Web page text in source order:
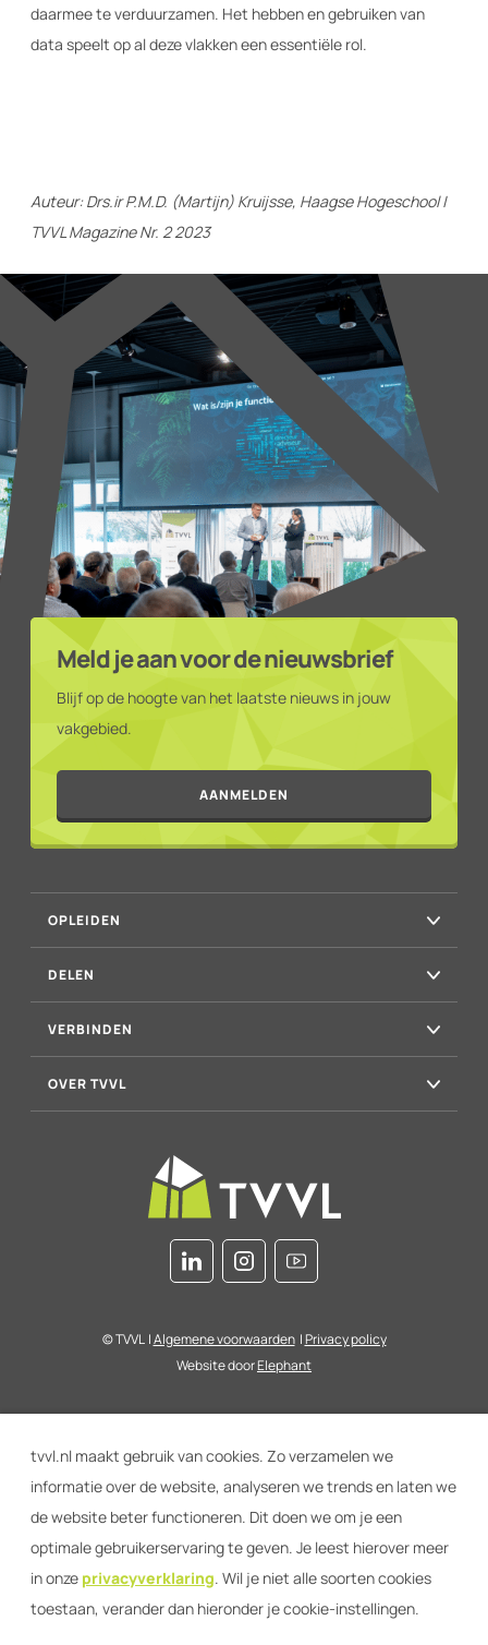
daarmee te verduurzamen. Het hebben en gebruiken van
data speelt op al deze vlakken een essentiële rol.
Auteur: Drs.ir P.M.D. (Martijn) Kruijsse, Haagse Hogeschool |
TVVL Magazine Nr. 2 2023
Meld je aan voor de nieuwsbrief
Blijf op de hoogte van het laatste nieuws in jouw
vakgebied.
AANMELDEN
OPLEIDEN
DELEN
VERBINDEN
OVER TVVL
© TVVL|Algemene voorwaarden|Privacy policy
Website doorElephant
tvvl.nl maakt gebruik van cookies. Zo verzamelen we
informatie over de website, analyseren we trends en laten we
de website beter functioneren. Dit doen we om je een
optimale gebruikerservaring te geven. Je leest hierover meer
in onze privacyverklaring. Wil je niet alle soorten cookies
toestaan, verander dan hieronder je cookie-instellingen.